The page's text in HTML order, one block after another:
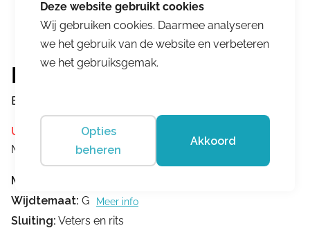
Hartjes
Breeze Shoe Altrosa/Beige
Uitverkocht
Merk:
Hartjes
Merk:
Wijdtemaat: G Meer info
Sluiting: Veters en rits
Wij gebruiken cookies. Daarmee analyseren
we het gebruik van de website en verbeteren
we het gebruiksgemak.
Opties
beheren
Akkoord